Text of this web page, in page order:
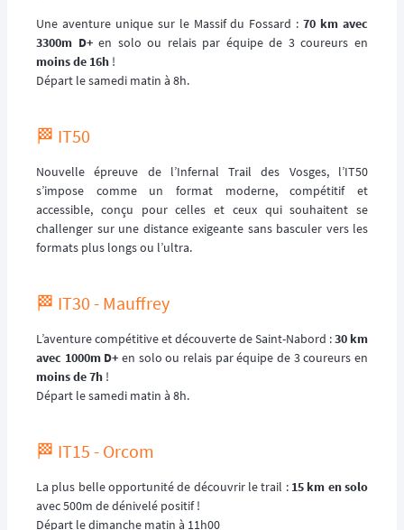
Une aventure unique sur le Massif du Fossard :70 km avec
3300m D+en solo ou relais par équipe de 3 coureurs en
moins de 16h !
Départ le samedi matin à 8h.
🏁 IT50
Nouvelle épreuve de l’Infernal Trail des Vosges, l’IT50
s’impose comme un format moderne, compétitif et
accessible, conçu pour celles et ceux qui souhaitent se
challenger sur une distance exigeante sans basculer vers les
formats plus longs ou l’ultra.
🏁 IT30 - Mauffrey
L’aventure compétitive et découverte de Saint-Nabord :30 km
avec 1000m D+ en solo ou relais par équipe de 3 coureurs en
moins de 7h !
Départ le samedi matin à 8h.
🏁 IT15 - Orcom
La plus belle opportunité de découvrir le trail : 15 km en solo
avec 500m de dénivelé positif !
Départ le dimanche matin à 11h00